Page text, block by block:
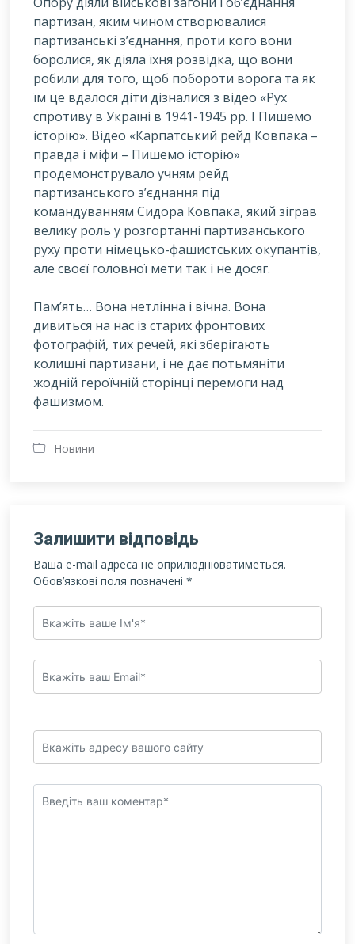
партизан, яким чином створювалися
партизанські з’єднання, проти кого вони
боролися, як діяла їхня розвідка, що вони
робили для того, щоб побороти ворога та як
їм це вдалося діти дізналися з відео «Рух
спротиву в Україні в 1941-1945 рр. I Пишемо
історію». Відео «Карпатський рейд Ковпака –
правда і міфи – Пишемо історію»
продемонструвало учням рейд
партизанського з’єднання під
командуванням Сидора Ковпака, який зіграв
велику роль у розгортанні партизанського
руху проти німецько-фашистських окупантів,
але своєї головної мети так і не досяг.
Пам’ять… Вона нетлінна і вічна. Вона
дивиться на нас із старих фронтових
фотографій, тих речей, які зберігають
колишні партизани, і не дає потьмяніти
жодній героїчній сторінці перемоги над
фашизмом.
Новини
Залишити відповідь
Ваша e-mail адреса не оприлюднюватиметься.
Обов’язкові поля позначені *